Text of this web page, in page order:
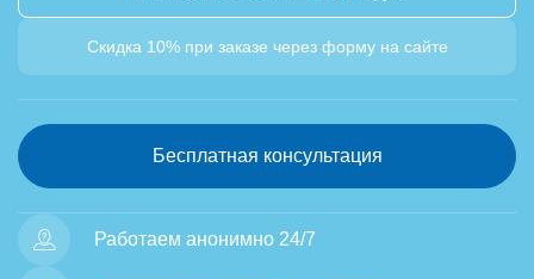
Скидка 10% при заказе через форму на сайте
Бесплатная консультация
Работаем анонимно 24/7